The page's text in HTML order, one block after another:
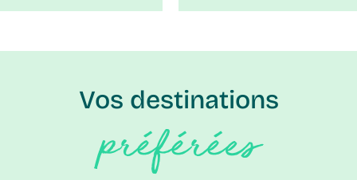
Vos destinations
préférées